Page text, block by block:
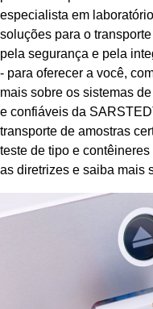
especialista em
soluções para o
pela segurança e pela
- para oferecer a você,
mais sobre os sistemas
e confiáveis da
transporte de amostras
teste de tipo e
as diretrizes e saiba mais